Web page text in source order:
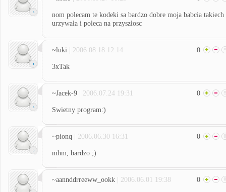
nom polecam te kodeki sa bardzo dobre moja babcia takiech
urzywała i poleca na przyszłosc
~luki | 2006.08.18 12:14 0
3xTak
~Jacek-9 | 2006.07.24 19:31 0
Swietny program:)
~pionq | 2006.06.30 16:31 0
mhm, bardzo ;)
~aannddrreeww_ookk | 2006.06.01 19:38 0